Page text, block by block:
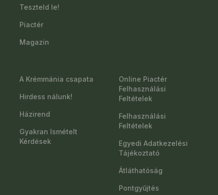
Teszteld le!
Piactér
Magazin
A Krémmánia csapata
Hirdess nálunk!
Házirend
Gyakran Ismételt
Kérdések
Online Piactér
Felhasználási
Feltételek
Felhasználási
Feltételek
Egyedi Adatkezelési
Tájékoztató
Átláthatóság
Pontgyűjtés